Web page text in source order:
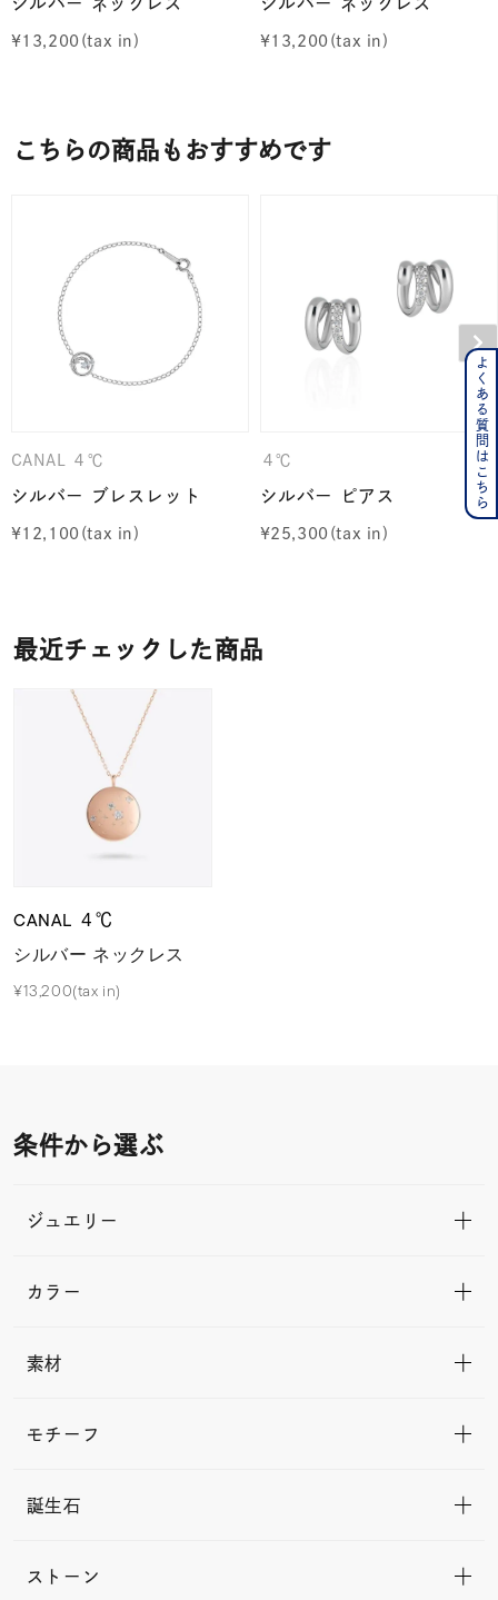
¥13,200 ¥13,200
こちらの商品もおすすめです
CANAL ４℃
シルバー ブレスレット
¥12,100
４℃
シルバー ピアス
¥25,300
最近チェックした商品
CANAL ４℃
シルバー ネックレス
¥13,200(tax in)
条件から選ぶ
ジュエリー
カラー
素材
モチーフ
誕生石
ストーン
よくある質問はこちら